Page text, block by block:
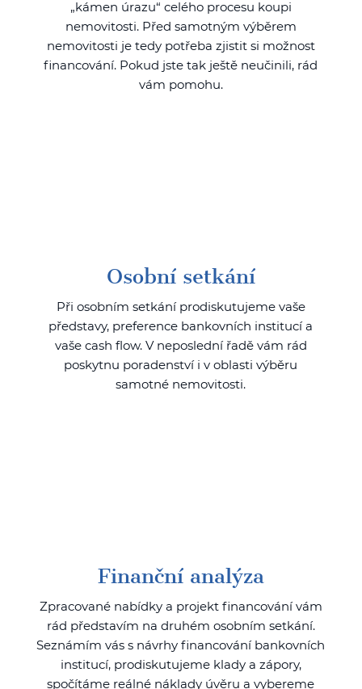
„kámen úrazu“ celého procesu koupi
nemovitosti. Před samotným výběrem
nemovitosti je tedy potřeba zjistit si možnost
financování. Pokud jste tak ještě neučinili, rád
vám pomohu.
Osobní setkání
Při osobním setkání prodiskutujeme vaše
představy, preference bankovních institucí a
vaše cash flow. V neposlední řadě vám rád
poskytnu poradenství i v oblasti výběru
samotné nemovitosti.
Finanční analýza
Zpracované nabídky a projekt financování vám
rád představím na druhém osobním setkání.
Seznámím vás s návrhy financování bankovních
institucí, prodiskutujeme klady a zápory,
spočítáme reálné náklady úvěru a vybereme